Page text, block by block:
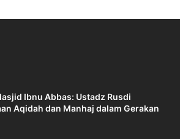
Ibnu Abbas: Ustadz Rusdi
Aqidah dan Manhaj dalam Gerakan